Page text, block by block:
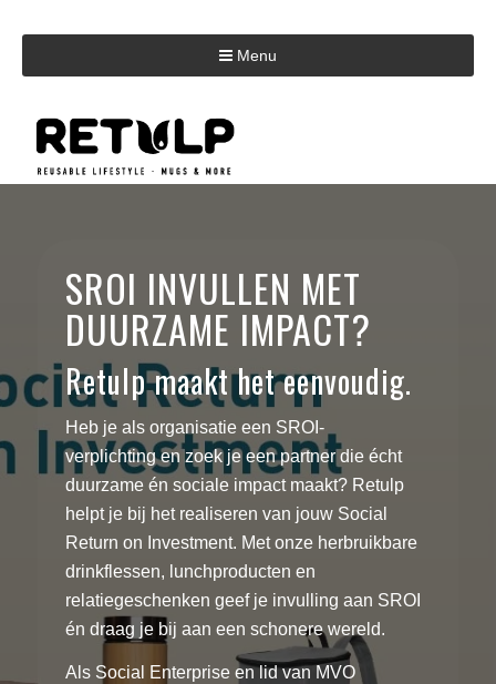
Menu
SROI INVULLEN MET
DUURZAME IMPACT?
Retulp maakt het eenvoudig.
Heb je als organisatie een SROI-
verplichting en zoek je een partner die écht
duurzame én sociale impact maakt? Retulp
helpt je bij het realiseren van jouw Social
Return on Investment. Met onze herbruikbare
drinkflessen, lunchproducten en
relatiegeschenken geef je invulling aan SROI
én draag je bij aan een schonere wereld.
Als Social Enterprise en lid van MVO